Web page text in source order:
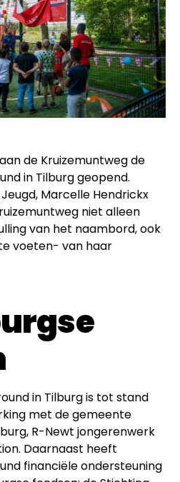
de Kruizemuntweg de
in Tilburg geopend.
Marcelle Hendrickx
niet alleen
van het naambord, ook
voeten- van haar
in Tilburg is tot stand
met de gemeente
R-Newt jongerenwerk
Daarnaast heeft
financiële ondersteuning